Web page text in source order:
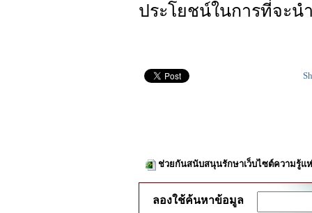
ประโยชน์ในการที่จะ
ช่วยกันสนับสนุนรักษาเว็บไซต์ความรู้แ
ลองใช้ค้นหาข้อมูล